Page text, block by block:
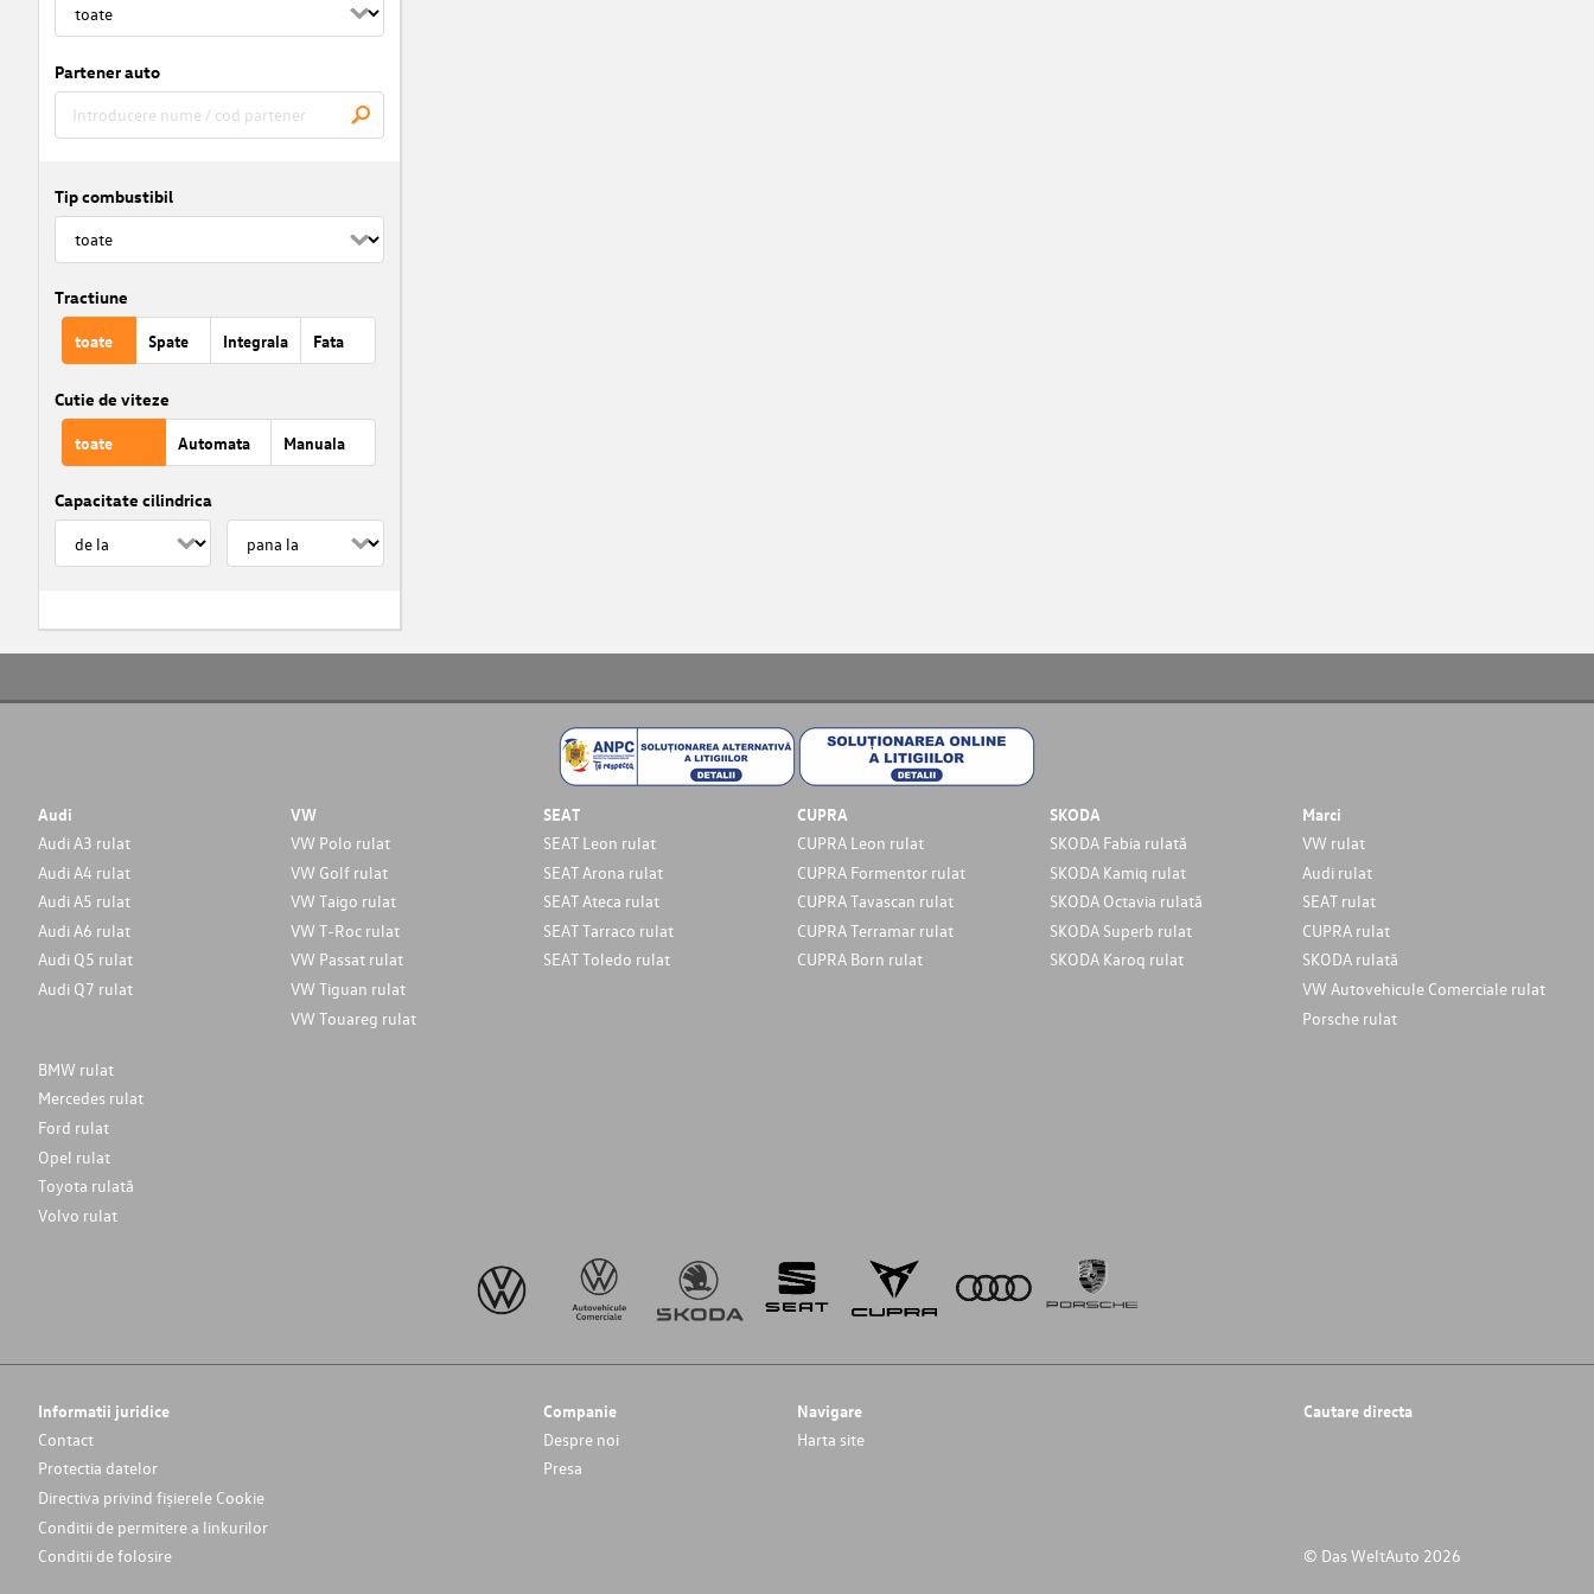
Partener auto
Tip combustibil
Tractiune
toate Spate Integrala Fata
Cutie de viteze
toate Automata Manuala
Capacitate cilindrica
Audi
Audi A3 rulat
Audi A4 rulat
Audi A5 rulat
Audi A6 rulat
Audi Q5 rulat
Audi Q7 rulat
VW
VW Polo rulat
VW Golf rulat
VW Taigo rulat
VW T-Roc rulat
VW Passat rulat
VW Tiguan rulat
VW Touareg rulat
SEAT
SEAT Leon rulat
SEAT Arona rulat
SEAT Ateca rulat
SEAT Tarraco rulat
SEAT Toledo rulat
CUPRA
CUPRA Leon rulat
CUPRA Formentor rulat
CUPRA Tavascan rulat
CUPRA Terramar rulat
CUPRA Born rulat
SKODA
SKODA Fabia rulată
SKODA Kamiq rulat
SKODA Octavia rulată
SKODA Superb rulat
SKODA Karoq rulat
Marci
VW rulat
Audi rulat
SEAT rulat
CUPRA rulat
SKODA rulată
VW Autovehicule Comerciale rulat
Porsche rulat
BMW rulat
Mercedes rulat
Ford rulat
Opel rulat
Toyota rulată
Volvo rulat
Informatii juridice
Contact
Protectia datelor
Directiva privind fișierele Cookie
Conditii de permitere a linkurilor
Conditii de folosire
Companie
Despre noi
Presa
Navigare
Harta site
Cautare directa
© Das WeltAuto 2026